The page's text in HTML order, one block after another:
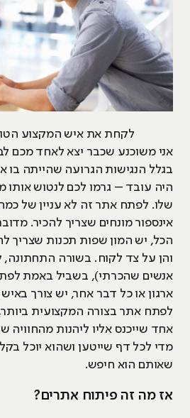
לקחת את איש המקצוע
אני משוכנע שכבר יצא לאחד מכם
בגלל הנגישות הגרועה שהייתה בו
היה עובד – גרמו לכם לנטוש אותו
שלו. לפתח אתר זה לא עניין של
אינספור מונחים שצריך להכיר.
הכל, יש המון שפות תכנות שצריך
והן על צד לקוח. בשורה
אנשים שהכרתי), בשביל באמת
ארגון או כל דבר אחר, יש צורך
לפתח אתר בצורה המקצועית
אחד שייכנס אליו ליהנות מהחוויה
מדי לכל דף שייטען ושהוא יוכל
שאותם הוא חיפש.
אז מה זה פיתוח אתרים?